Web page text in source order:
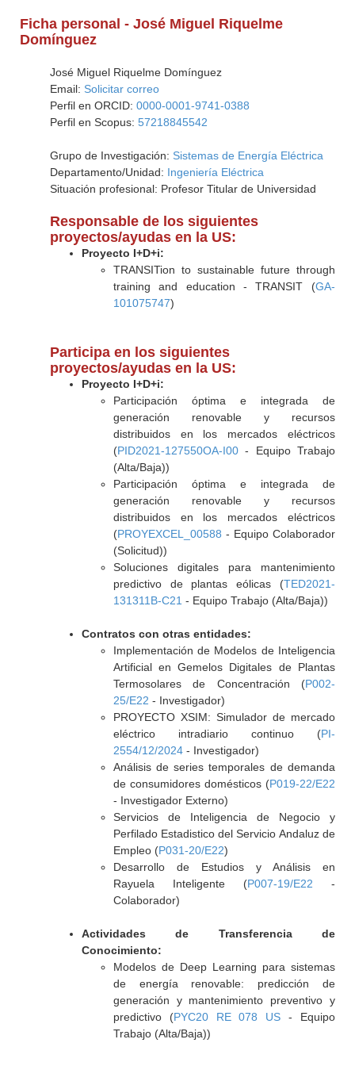
Ficha personal - José Miguel Riquelme
Domínguez
José Miguel Riquelme Domínguez
Email: Solicitar correo
Perfil en ORCID: 0000-0001-9741-0388
Perfil en Scopus: 57218845542
Grupo de Investigación: Sistemas de Energía Eléctrica
Departamento/Unidad: Ingeniería Eléctrica
Situación profesional: Profesor Titular de Universidad
Responsable de los siguientes
proyectos/ayudas en la US:
Proyecto I+D+i:
TRANSITion to sustainable future through
training and education - TRANSIT (GA-
101075747)
Participa en los siguientes
proyectos/ayudas en la US:
Proyecto I+D+i:
Participación óptima e integrada de
generación renovable y recursos
distribuidos en los mercados eléctricos
(PID2021-127550OA-I00- Equipo Trabajo
(Alta/Baja))
Participación óptima e integrada de
generación renovable y recursos
distribuidos en los mercados eléctricos
(PROYEXCEL_00588 - Equipo Colaborador
(Solicitud))
Soluciones digitales para mantenimiento
predictivo de plantas eólicas (TED2021-
131311B-C21 - Equipo Trabajo (Alta/Baja))
Contratos con otras entidades:
Implementación de Modelos de Inteligencia
Artificial en Gemelos Digitales de Plantas
Termosolares de Concentración (P002-
25/E22 - Investigador)
PROYECTO XSIM: Simulador de mercado
eléctrico intradiario continuo (PI-
2554/12/2024- Investigador)
Análisis de series temporales de demanda
de consumidores domésticos (P019-22/E22
- Investigador Externo)
Servicios de Inteligencia de Negocio y
Perfilado Estadistico del Servicio Andaluz de
Empleo (P031-20/E22)
Desarrollo de Estudios y Análisis en
Rayuela Inteligente (P007-19/E22 -
Colaborador)
Actividades de Transferencia de
Conocimiento:
Modelos de Deep Learning para sistemas
de energía renovable: predicción de
generación y mantenimiento preventivo y
predictivo (PYC20 RE 078 US - Equipo
Trabajo (Alta/Baja))